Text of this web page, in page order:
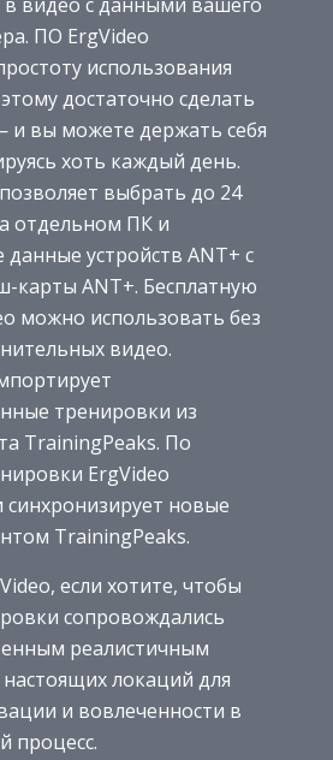
ПО ErgVideo
использования
достаточно сделать
и вы можете держать себя
хоть каждый день.
выбрать до 24
отдельном ПК и
данные устройств ANT+ с
ANT+. Бесплатную
можно использовать без
видео.
тренировки из
TrainingPeaks. По
ErgVideo
синхронизирует новые
TrainingPeaks.
если хотите, чтобы
сопровождались
реалистичным
локаций для
и вовлеченности в
процесс.